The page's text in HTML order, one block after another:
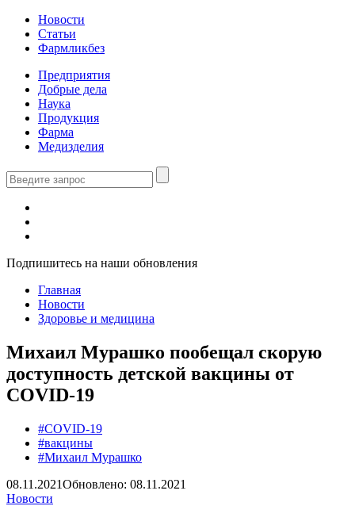
Новости
Статьи
Фармликбез
Предприятия
Добрые дела
Наука
Продукция
Фарма
Медизделия
Подпишитесь на наши обновления
Главная
Новости
Здоровье и медицина
Михаил Мурашко пообещал скорую
доступность детской вакцины от
COVID-19
#COVID-19
#вакцины
#Михаил Мурашко
08.11.2021Обновлено: 08.11.2021
Новости